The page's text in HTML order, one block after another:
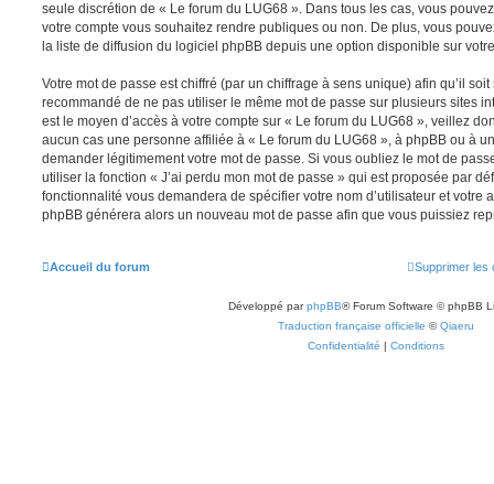
seule discrétion de « Le forum du LUG68 ». Dans tous les cas, vous
votre compte vous souhaitez rendre publiques ou non. De plus, vous
la liste de diffusion du logiciel phpBB depuis une option disponible sur
Votre mot de passe est chiffré (par un chiffrage à sens unique) afin qu’il
recommandé de ne pas utiliser le même mot de passe sur plusieurs sites
est le moyen d’accès à votre compte sur « Le forum du LUG68 », veillez
aucun cas une personne affiliée à « Le forum du LUG68 », à phpBB ou à
demander légitimement votre mot de passe. Si vous oubliez le mot de
utiliser la fonction « J’ai perdu mon mot de passe » qui est proposée par
fonctionnalité vous demandera de spécifier votre nom d’utilisateur et votre
phpBB générera alors un nouveau mot de passe afin que vous puissiez
Accueil du forum Supprimer les
Développé parphpBB® Forum Software © phpBB
Traduction française officielle ©Qiaeru
Confidentialité | Conditions